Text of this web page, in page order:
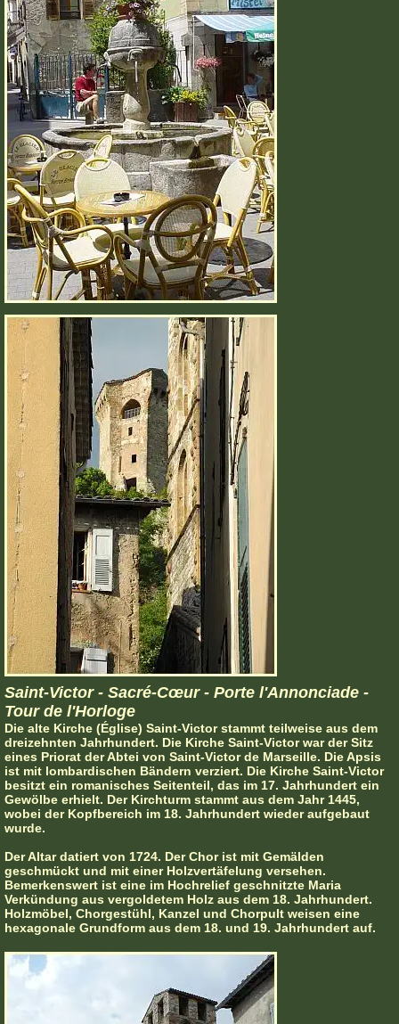
Saint-Victor - Sacré-Cœur - Porte l'Annonciade -
Tour de l'Horloge
Die alte Kirche (Église) Saint-Victor stammt teilweise aus dem
dreizehnten Jahrhundert. Die Kirche Saint-Victor war der Sitz
eines Priorat der Abtei von Saint-Victor de Marseille. Die Apsis
ist mit lombardischen Bändern verziert. Die Kirche Saint-Victor
besitzt ein romanisches Seitenteil, das im 17. Jahrhundert ein
Gewölbe erhielt. Der Kirchturm stammt aus dem Jahr 1445,
wobei der Kopfbereich im 18. Jahrhundert wieder aufgebaut
wurde.
Der Altar datiert von 1724. Der Chor ist mit Gemälden
geschmückt und mit einer Holzvertäfelung versehen.
Bemerkenswert ist eine im Hochrelief geschnitzte Maria
Verkündung aus vergoldetem Holz aus dem 18. Jahrhundert.
Holzmöbel, Chorgestühl, Kanzel und Chorpult weisen eine
hexagonale Grundform aus dem 18. und 19. Jahrhundert auf.